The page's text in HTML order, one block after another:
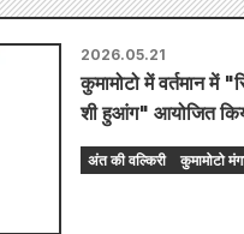
2026.05.21
कुमामोटो में वर्तमान में
शी हुआंग" आयोजित
अंत की वल्किरी कुमामोटो